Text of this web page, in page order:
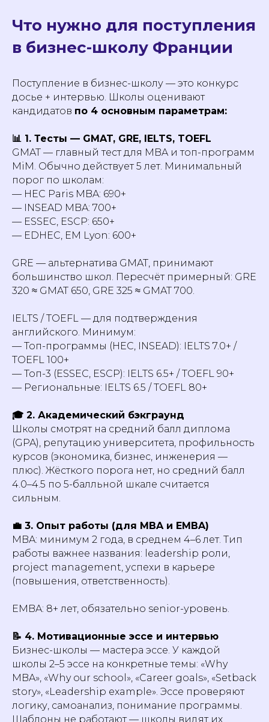
Что нужно для поступления
в бизнес-школу Франции
Поступление в бизнес-школу — это конкурс
досье + интервью. Школы оценивают
кандидатов по 4 основным параметрам:
📊 1. Тесты — GMAT, GRE, IELTS, TOEFL
GMAT — главный тест для MBA и топ-программ
MiM. Обычно действует 5 лет. Минимальный
порог по школам:
— HEC Paris MBA: 690+
— INSEAD MBA: 700+
— ESSEC, ESCP: 650+
— EDHEC, EM Lyon: 600+
GRE — альтернатива GMAT, принимают
большинство школ. Пересчёт примерный: GRE
320 ≈ GMAT 650, GRE 325 ≈ GMAT 700.
IELTS / TOEFL — для подтверждения
английского. Минимум:
— Топ-программы (HEC, INSEAD): IELTS 7.0+ /
TOEFL 100+
— Топ-3 (ESSEC, ESCP): IELTS 6.5+ / TOEFL 90+
— Региональные: IELTS 6.5 / TOEFL 80+
🎓 2. Академический бэкграунд
Школы смотрят на средний балл диплома
(GPA), репутацию университета, профильность
курсов (экономика, бизнес, инженерия —
плюс). Жёсткого порога нет, но средний балл
4.0–4.5 по 5-балльной шкале считается
сильным.
💼 3. Опыт работы (для MBA и EMBA)
MBA: минимум 2 года, в среднем 4–6 лет. Тип
работы важнее названия: leadership роли,
project management, успехи в карьере
(повышения, ответственность).
EMBA: 8+ лет, обязательно senior-уровень.
📝 4. Мотивационные эссе и интервью
Бизнес-школы — мастера эссе. У каждой
школы 2–5 эссе на конкретные темы: «Why
MBA», «Why our school», «Career goals», «Setback
story», «Leadership example». Эссе проверяют
логику, самоанализ, понимание программы.
Шаблоны не работают — школы видят их